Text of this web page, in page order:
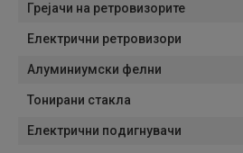
Грејачи на ретровизорите
Електрични ретровизори
Алуминиумски фелни
Тонирани стакла
Електрични подигнувачи